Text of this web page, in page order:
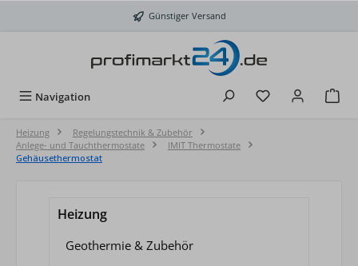
Günstiger Versand
Navigation Du hast 0
Heizung
Regelungstechnik & Zubehör
Anlege- und Tauchthermostate
IMIT Thermostate
Gehäusethermostat
Heizung
Geothermie & Zubehör